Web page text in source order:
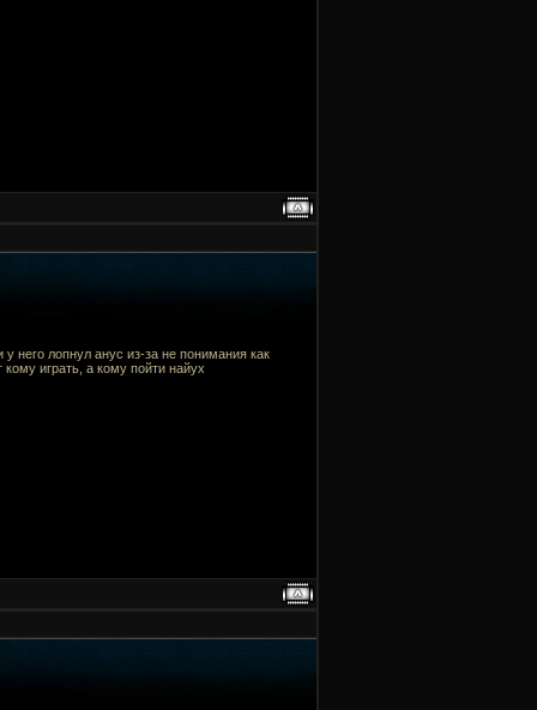
него лопнул анус из-за не понимания как
играть, а кому пойти найух